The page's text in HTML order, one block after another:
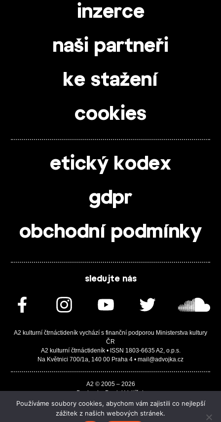
inzerce
naši partneři
ke stažení
cookies
etický kodex
gdpr
obchodní podmínky
sledujte nás
A2 kulturní čtrnáctideník vychází s finanční podporou Ministerstva kultury
ČR
A2 kulturní čtrnáctideník • ISSN 1803-6635 A2, o.p.s.
Na Květnici 700/1a, 140 00 Praha 4 • mail@advojka.cz
A2 © 2005 – 2026
Design by Daniel Vojtíšek
Built by JASA-IT & ChSoft
Používáme soubory cookies, abychom vám zajistili co nejlepší
zážitek z našich webových stránek.